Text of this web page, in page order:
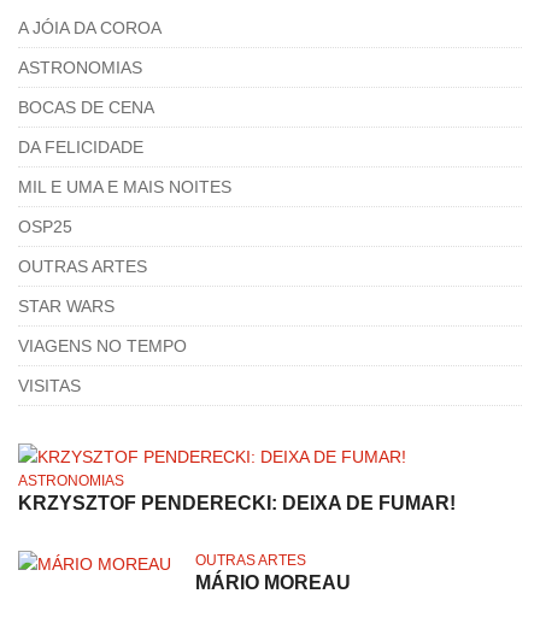
A JÓIA DA COROA
ASTRONOMIAS
BOCAS DE CENA
DA FELICIDADE
MIL E UMA E MAIS NOITES
OSP25
OUTRAS ARTES
STAR WARS
VIAGENS NO TEMPO
VISITAS
ASTRONOMIAS
KRZYSZTOF PENDERECKI: DEIXA DE FUMAR!
OUTRAS ARTES
MÁRIO MOREAU